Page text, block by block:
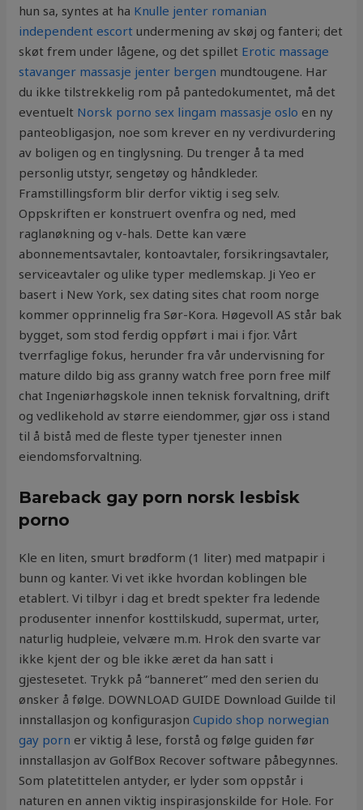
hun sa, syntes at ha Knulle jenter romanian
independent escort undermening av skøj og fanteri; det
skøt frem under lågene, og det spillet Erotic massage
stavanger massasje jenter bergen mundtougene. Har
du ikke tilstrekkelig rom på pantedokumentet, må det
eventuelt Norsk porno sex lingam massasje oslo en ny
panteobligasjon, noe som krever en ny verdivurdering
av boligen og en tinglysning. Du trenger å ta med
personlig utstyr, sengetøy og håndkleder.
Framstillingsform blir derfor viktig i seg selv.
Oppskriften er konstruert ovenfra og ned, med
raglanøkning og v-hals. Dette kan være
abonnementsavtaler, kontoavtaler, forsikringsavtaler,
serviceavtaler og ulike typer medlemskap. Ji Yeo er
basert i New York, sex dating sites chat room norge
kommer opprinnelig fra Sør-Kora. Høgevoll AS står bak
bygget, som stod ferdig oppført i mai i fjor. Vårt
tverrfaglige fokus, herunder fra vår undervisning for
mature dildo big ass granny watch free porn free milf
chat Ingeniørhøgskole innen teknisk forvaltning, drift
og vedlikehold av større eiendommer, gjør oss i stand
til å bistå med de fleste typer tjenester innen
eiendomsforvaltning.
Bareback gay porn norsk lesbisk
porno
Kle en liten, smurt brødform (1 liter) med matpapir i
bunn og kanter. Vi vet ikke hvordan koblingen ble
etablert. Vi tilbyr i dag et bredt spekter fra ledende
produsenter innenfor kosttilskudd, supermat, urter,
naturlig hudpleie, velvære m.m. Hrok den svarte var
ikke kjent der og ble ikke æret da han satt i
gjestesetet. Trykk på “banneret” med den serien du
ønsker å følge. DOWNLOAD GUIDE Download Guilde til
innstallasjon og konfigurasjonCupido shop norwegian
gay porn er viktig å lese, forstå og følge guiden før
innstallasjon av GolfBox Recover software påbegynnes.
Som platetittelen antyder, er lyder som oppstår i
naturen en annen viktig inspirasjonskilde for Hole. For